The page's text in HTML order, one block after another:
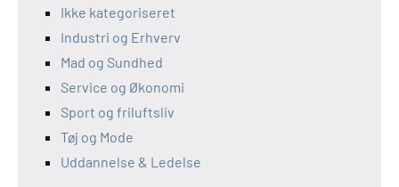
Ikke kategoriseret
Industri og Erhverv
Mad og Sundhed
Service og Økonomi
Sport og friluftsliv
Tøj og Mode
Uddannelse & Ledelse